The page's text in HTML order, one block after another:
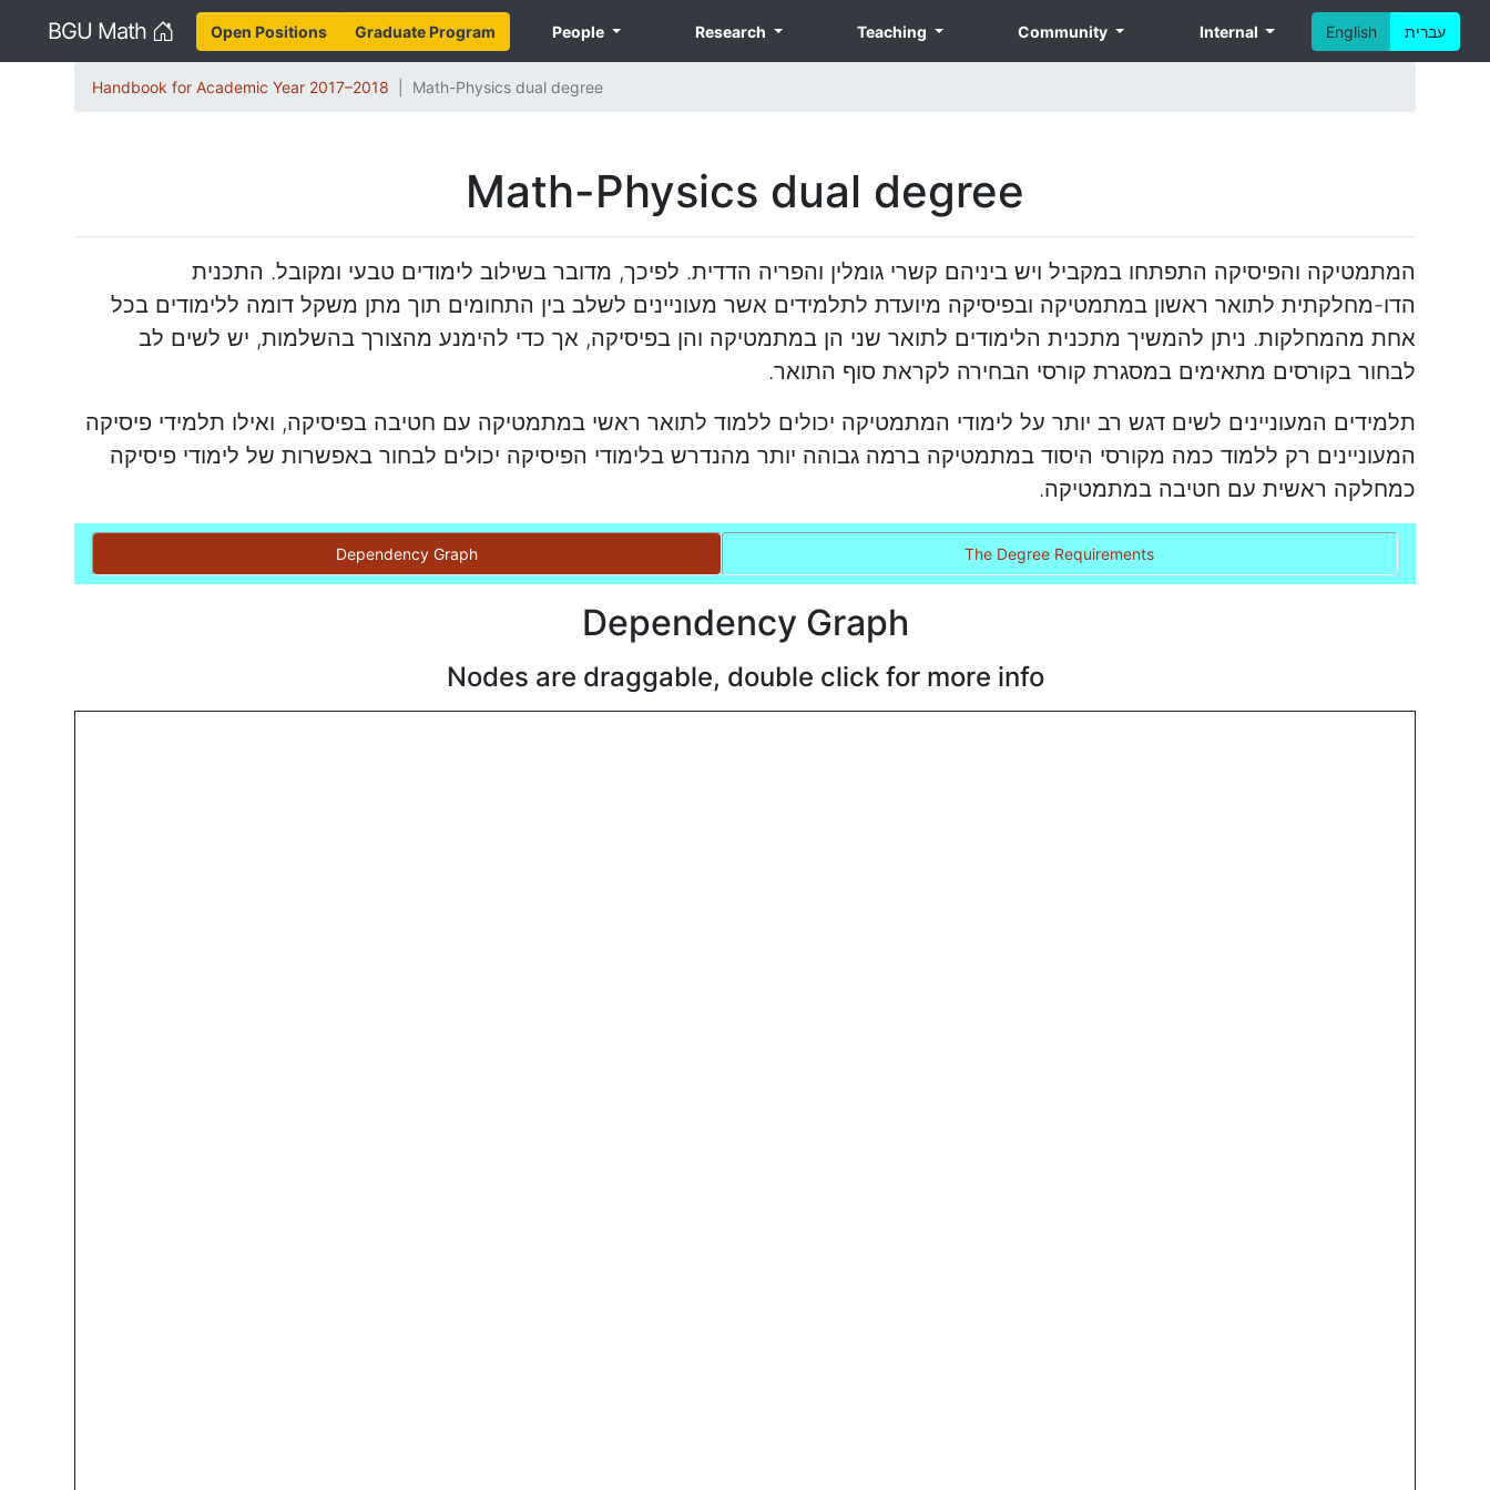
BGU Math Home English עברית Open Positions Graduate Program People Research Teaching Community Internal
Handbook for Academic Year 2017–2018 Math-Physics dual degree
Math-Physics dual degree
המתמטיקה והפיסיקה התפתחו במקביל ויש ביניהם קשרי גומלין והפריה הדדית. לפיכך, מדובר בשילוב לימודים טבעי ומקובל. התכנית
הדו-מחלקתית לתואר ראשון במתמטיקה ובפיסיקה מיועדת לתלמידים אשר מעוניינים לשלב בין התחומים תוך מתן משקל דומה ללימודים בכל
אחת מהמחלקות. ניתן להמשיך מתכנית הלימודים לתואר שני הן במתמטיקה והן בפיסיקה, אך כדי להימנע מהצורך בהשלמות, יש לשים לב
לבחור בקורסים מתאימים במסגרת קורסי הבחירה לקראת סוף התואר.
תלמידים המעוניינים לשים דגש רב יותר על לימודי המתמטיקה יכולים ללמוד לתואר ראשי במתמטיקה עם חטיבה בפיסיקה, ואילו תלמידי פיסיקה
המעוניינים רק ללמוד כמה מקורסי היסוד במתמטיקה ברמה גבוהה יותר מהנדרש בלימודי הפיסיקה יכולים לבחור באפשרות של לימודי פיסיקה
כמחלקה ראשית עם חטיבה במתמטיקה.
Dependency Graph The Degree Requirements
Dependency Graph
Nodes are draggable, double click for more info